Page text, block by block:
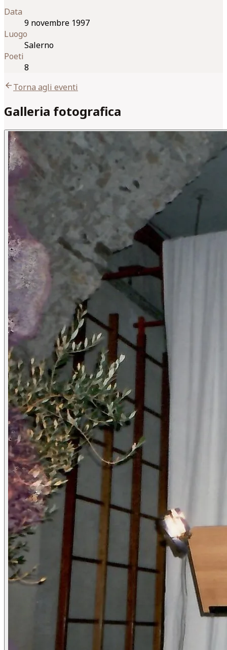
Data
9 novembre 1997
Luogo
Salerno
Poeti
8
arrow_backTorna agli eventi
Galleria fotografica